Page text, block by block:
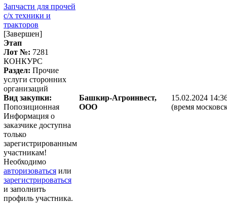
Запчасти для прочей
с/х техники и
тракторов
[Завершен]
Этап
Лот №: 7281
КОНКУРС
Раздел: Прочие
услуги сторонних
организаций
Вид закупки:
Попозиционная
Информация о
заказчике доступна
только
зарегистрированным
участникам!
Необходимо
авторизоваться или
зарегистрироваться
и заполнить
профиль участника.
Башкир-Агроинвест,
ООО
15.02.2024
(время